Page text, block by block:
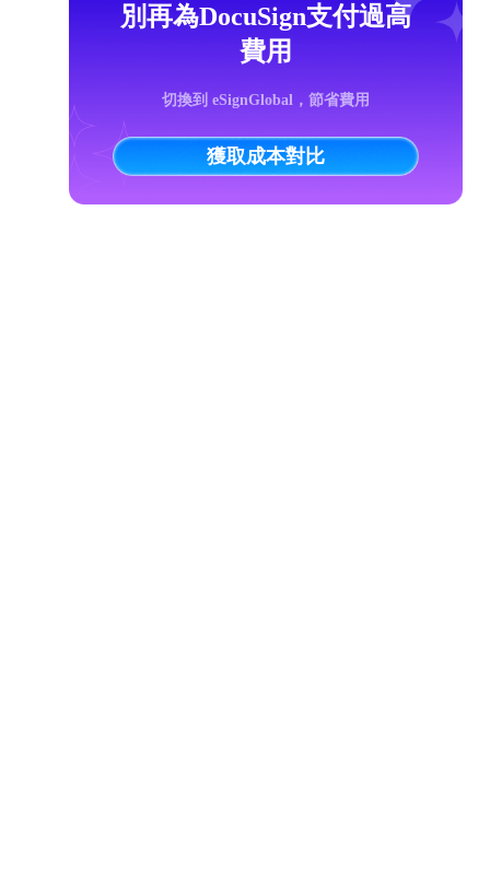
別再為DocuSign支付過高
費用
切換到 eSignGlobal，節省費用
獲取成本對比